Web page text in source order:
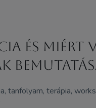
és miért
tanfolyam, terápia,